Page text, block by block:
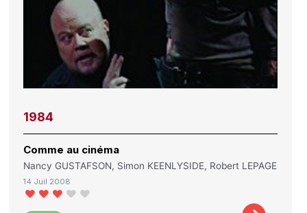
1984
Comme au cinéma
Nancy GUSTAFSON, Simon KEENLYSIDE, Robert LEPAGE
14 Juil 2008